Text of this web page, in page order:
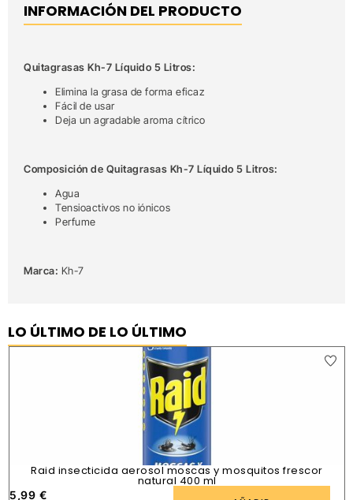
INFORMACIÓN DEL PRODUCTO
Quitagrasas Kh-7 Líquido 5 Litros:
Elimina la grasa de forma eficaz
Fácil de usar
Deja un agradable aroma cítrico
Composición de Quitagrasas Kh-7 Líquido 5 Litros:
Agua
Tensioactivos no iónicos
Perfume
Marca: Kh-7
LO ÚLTIMO DE LO ÚLTIMO
Raid insecticida aerosol moscas y mosquitos frescor
natural 400 ml
5,99 €